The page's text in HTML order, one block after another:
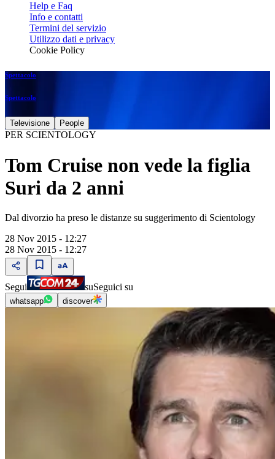
Help e Faq
Info e contatti
Termini del servizio
Utilizzo dati e privacy
Cookie Policy
Spettacolo
Spettacolo
Televisione People
PER SCIENTOLOGY
Tom Cruise non vede la figlia
Suri da 2 anni
Dal divorzio ha preso le distanze su suggerimento di Scientology
28 Nov 2015 - 12:27
28 Nov 2015 - 12:27
Segui suSeguici su
whatsapp discover